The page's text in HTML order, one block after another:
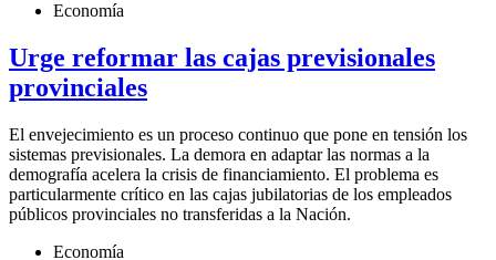
Economía
Urge reformar las cajas previsionales
provinciales
El envejecimiento es un proceso continuo que pone en tensión los
sistemas previsionales. La demora en adaptar las normas a la
demografía acelera la crisis de financiamiento. El problema es
particularmente crítico en las cajas jubilatorias de los empleados
públicos provinciales no transferidas a la Nación.
Economía